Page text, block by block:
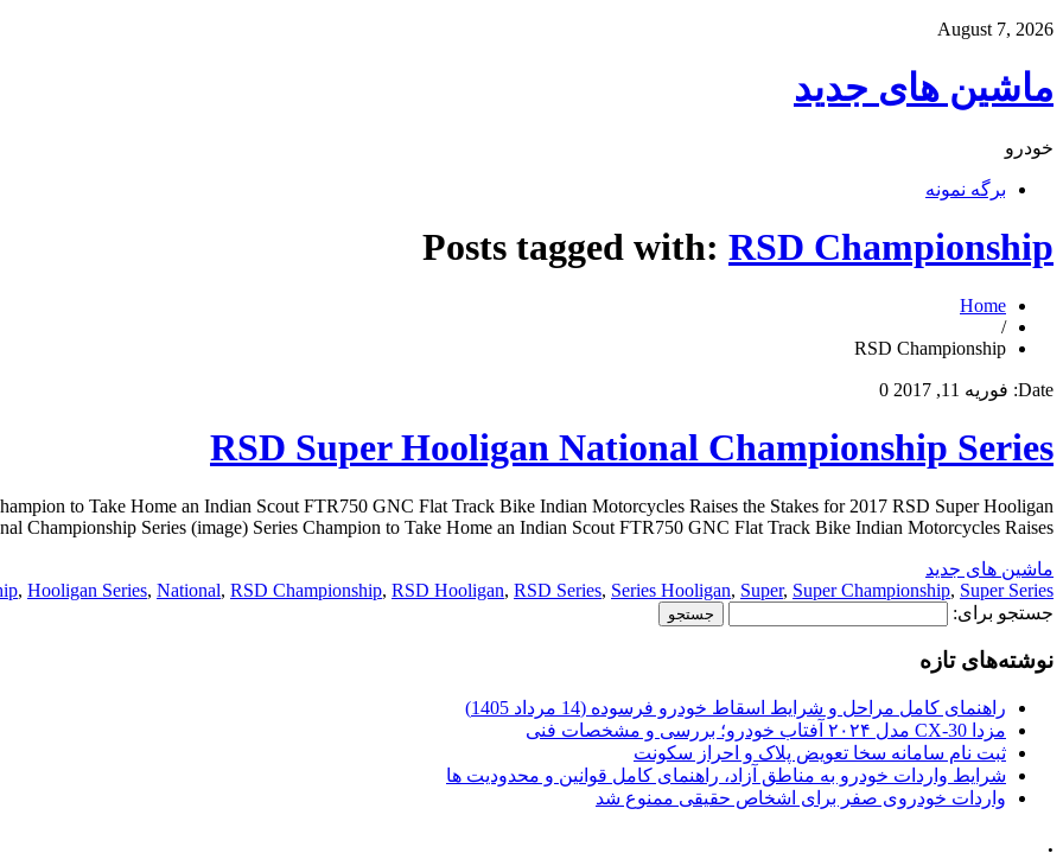
August 7, 2026
ماشین های جدید
خودرو
برگه نمونه
Posts tagged with: RSD Championship
Home
/
RSD Championship
Date: فوریه 11, 2017 0
RSD Super Hooligan National Championship Series
to Take Home an Indian Scout FTR750 GNC Flat Track Bike Indian Motorcycles Raises the Stakes for 2017 RSD Super Hooligan
Series (image) Series Champion to Take Home an Indian Scout FTR750 GNC Flat Track Bike Indian Motorcycles Raises […]
ماشین های جدید
, Hooligan Series, National, RSD Championship, RSD Hooligan, RSD Series, Series Hooligan, Super, Super Championship, Super Series
جستجو برای:
نوشته‌های تازه
راهنمای کامل مراحل و شرایط اسقاط خودرو فرسوده (14 مرداد 1405)
مزدا CX-30 مدل ۲۰۲۴ آفتاب خودرو؛ بررسی و مشخصات فنی
ثبت نام سامانه سخا تعویض پلاک و احراز سکونت
شرایط واردات خودرو به مناطق آزاد، راهنمای کامل قوانین و محدودیت ها
واردات خودروی صفر برای اشخاص حقیقی ممنوع شد
.